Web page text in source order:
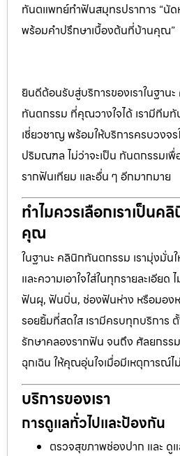
ทันตแพทย์ทำฟันสมุทรปราการ “นั
พร้อมคำปรึกษาเบื้องต้นที่บ้านคุณ”
ยินดีต้อนรับสู่บริการของเราในฐาน
ทันตกรรม ที่คุณวางใจได้ เรามีทีม
เชี่ยวชาญ พร้อมให้บริการครบวงจร
ปริมณฑล ไม่ว่าจะเป็น ทันตกรรมเ
รากฟันเทียม และอื่น ๆ อีกมากมาย
ทำไมควรเลือกเราเป็น
คุณ
ในฐานะ คลินิกทันตกรรม เรามุ่งมั่น
และความเอาใจใส่ในทุกรายละเอีย
ฟันผุ, ฟันบิ่น, ช่องฟันห่าง หรือมอง
รอยยิ้มที่สดใส เรามีครบทุกบริการ
รักษาคลองรากฟัน จนถึง ศัลยกรร
ฉุกเฉิน ให้คุณอุ่นใจเมื่อมีเหตุการณ์
บริการของเรา
การดูแลทั่วไปและป้องกัน
ตรวจสุขภาพช่องปาก และ ดู